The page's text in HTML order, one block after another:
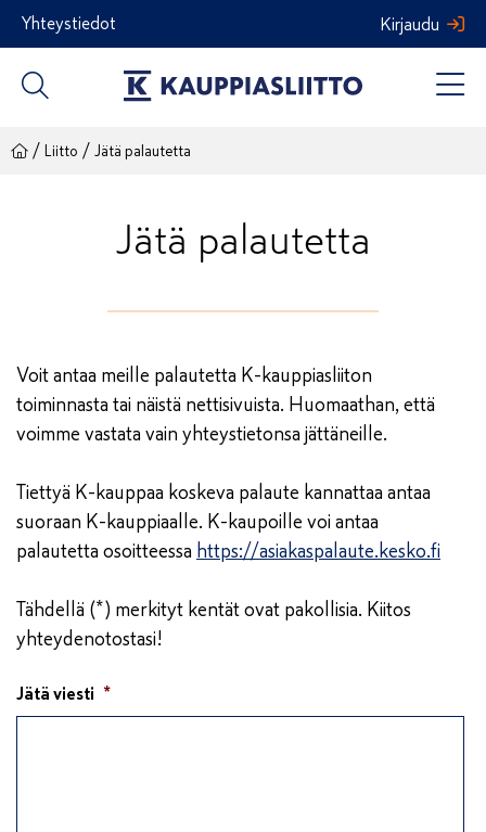
Siirry
sisältöön
Yhteystiedot Kirjaudu
/ Liitto / Jätä palautetta
Jätä palautetta
Voit antaa meille palautetta K-kauppiasliiton
toiminnasta tai näistä nettisivuista. Huomaathan, että
voimme vastata vain yhteystietonsa jättäneille.
Tiettyä K-kauppaa koskeva palaute kannattaa antaa
suoraan K-kauppiaalle. K-kaupoille voi antaa
palautetta osoitteessa https://asiakaspalaute.kesko.fi
Tähdellä (*) merkityt kentät ovat pakollisia. Kiitos
yhteydenotostasi!
Jätä viesti *